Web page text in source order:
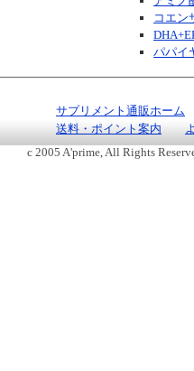
コエン
パパイ
サプリメント通販ホーム
送料・ポイント案内
c 2005 A'prime, All Rights